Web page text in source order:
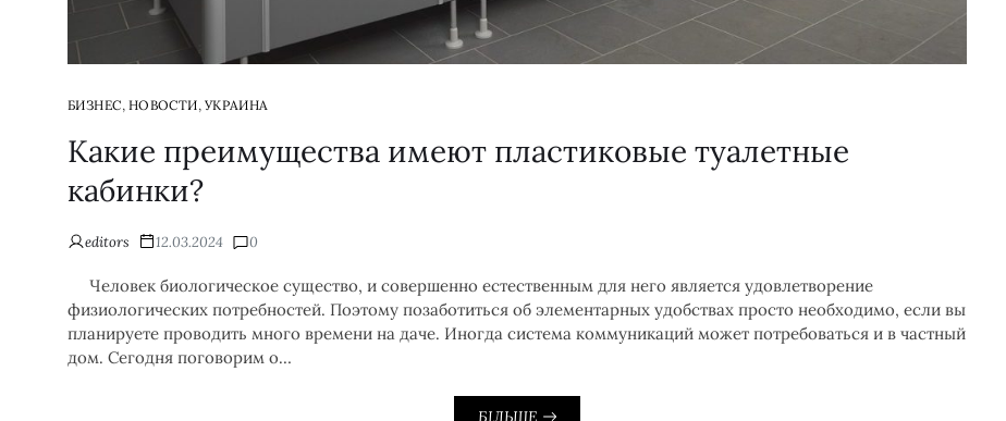
БИЗНЕС, НОВОСТИ, УКРАИНА
Какие преимущества имеют пластиковые туалетные
кабинки?
editors 12.03.2024 0
Человек биологическое существо, и совершенно естественным для него является удовлетворение
физиологических потребностей. Поэтому позаботиться об элементарных удобствах просто необходимо, если вы
планируете проводить много времени на даче. Иногда система коммуникаций может потребоваться и в частный
дом. Сегодня поговорим о…
БІЛЬШЕ